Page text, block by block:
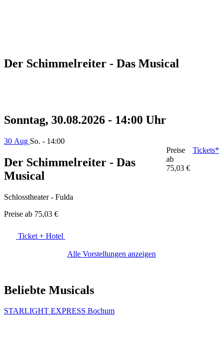
Der Schimmelreiter - Das Musical
Sonntag, 30.08.2026 - 14:00 Uhr
30 Aug So. - 14:00
Der Schimmelreiter - Das
Musical
Schlosstheater - Fulda
Preise ab 75,03 €
Preise
ab
75,03 €
Tickets*
Ticket + Hotel
Alle Vorstellungen anzeigen
Beliebte Musicals
STARLIGHT EXPRESS Bochum